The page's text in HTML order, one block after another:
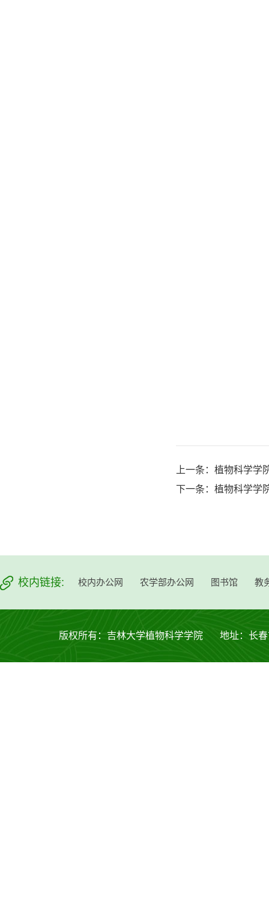
上一条： 植物科学学
下一条： 植物科学学
校内链接: 校内办公网 农学部办公网 图书馆 教
版权所有：吉林大学植物科学学院 地址：长